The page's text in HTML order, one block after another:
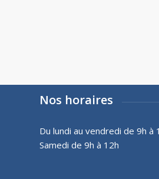
Nos horaires
Du lundi au vendredi de 9h à
Samedi de 9h à 12h